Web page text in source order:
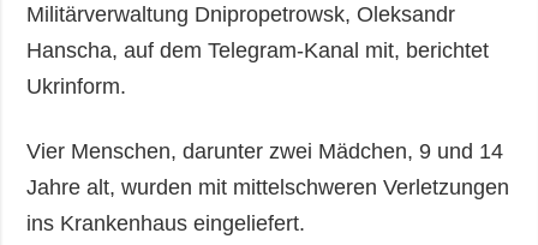
Militärverwaltung Dnipropetrowsk, Oleksandr
Hanscha, auf dem Telegram-Kanal mit, berichtet
Ukrinform.
Vier Menschen, darunter zwei Mädchen, 9 und 14
Jahre alt, wurden mit mittelschweren Verletzungen
ins Krankenhaus eingeliefert.